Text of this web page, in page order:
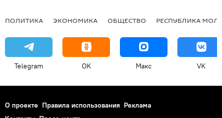
ПОЛИТИКА ЭКОНОМИКА ОБЩЕСТВО РЕСПУБЛИКА
Telegram OK Макс VK
О проекте Правила использования Реклама